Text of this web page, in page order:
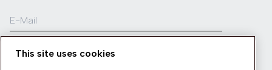
führen großartige Events durch und senden unseren Abonnenten
nützliche CXP-Tipps und -Tricks. Wenn Sie dabei sein wollen,
This site uses cookies